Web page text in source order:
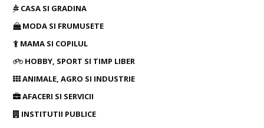
CASA SI GRADINA
MODA SI FRUMUSETE
MAMA SI COPILUL
HOBBY, SPORT SI TIMP LIBER
ANIMALE, AGRO SI INDUSTRIE
AFACERI SI SERVICII
INSTITUTII PUBLICE